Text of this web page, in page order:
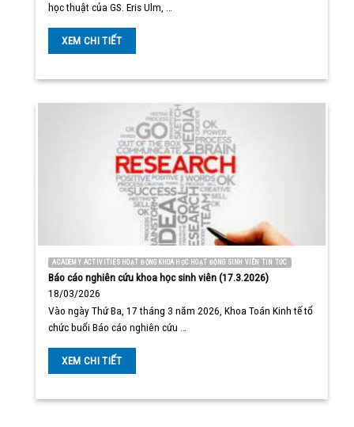
học thuật của GS. Eris Ulm, …
XEM CHI TIẾT
ACADEMY ACTIVITIES HOẠT ĐỘNG KHOA HỌC HOẠT ĐỘNG SINH VIÊN TIN TỨC
Báo cáo nghiên cứu khoa học sinh viên (17.3.2026)
18/03/2026
Vào ngày Thứ Ba, 17 tháng 3 năm 2026, Khoa Toán Kinh tế tổ
chức buổi Báo cáo nghiên cứu …
XEM CHI TIẾT